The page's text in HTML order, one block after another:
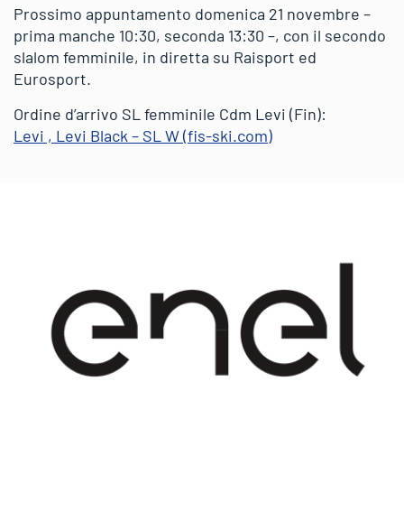
Prossimo appuntamento domenica 21 novembre –
prima manche 10:30, seconda 13:30 –, con il secondo
slalom femminile, in diretta su Raisport ed
Eurosport.
Ordine d’arrivo SL femminile Cdm Levi (Fin):
Levi , Levi Black – SL W (fis-ski.com)